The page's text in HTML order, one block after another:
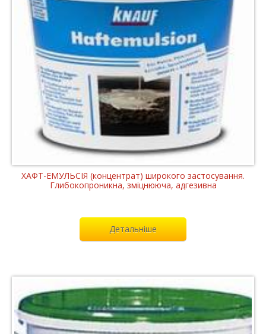
ХАФТ-ЕМУЛЬСІЯ (концентрат) широкого застосування.
Глибокопроникна, зміцнююча, адгезивна
Детальніше